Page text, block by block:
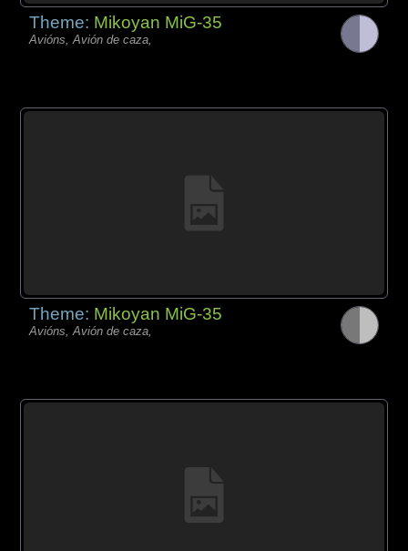
Theme: Mikoyan MiG-35
Avións, Avión de caza,
Theme: Mikoyan MiG-35
Avións, Avión de caza,